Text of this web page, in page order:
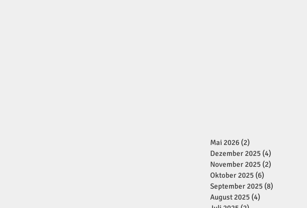
Mai 2026 (2)
Dezember 2025 (4)
November 2025 (2)
Oktober 2025 (6)
September 2025 (8)
August 2025 (4)